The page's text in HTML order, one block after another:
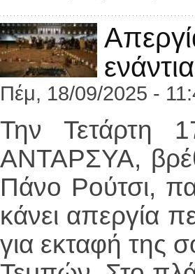
Πέμ, 18/09/2025 -
Την Τετάρτη
ΑΝΤΑΡΣΥΑ,
Πάνο Ρούτσι,
κάνει απεργία
για εκταφή της